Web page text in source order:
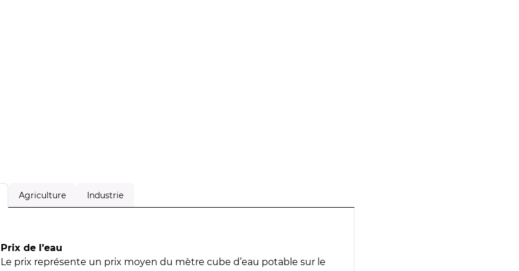
Agriculture Industrie
Prix de l’eau
Le prix représente un prix moyen du mètre cube d’eau potable sur le